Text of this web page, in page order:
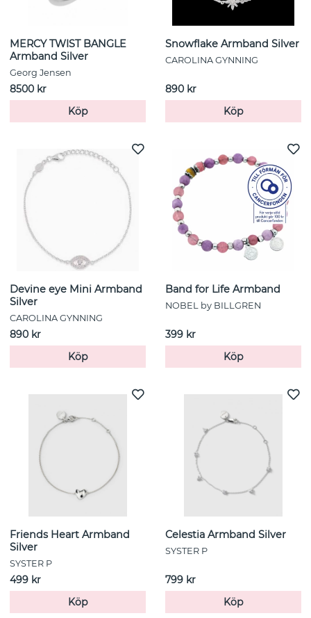
MERCY TWIST BANGLE
Armband Silver
Georg Jensen
8500 kr
Köp
Snowflake Armband Silver
CAROLINA GYNNING
890 kr
Köp
Devine eye Mini Armband
Silver
CAROLINA GYNNING
890 kr
Köp
Band for Life Armband
NOBEL by BILLGREN
399 kr
Köp
Friends Heart Armband
Silver
SYSTER P
499 kr
Köp
Celestia Armband Silver
SYSTER P
799 kr
Köp